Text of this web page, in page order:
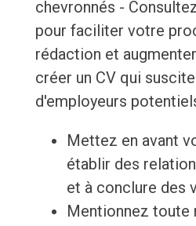
chevronnés -
pour faciliter votre
rédaction et
créer un CV qui
d'employeurs
Mettez en avant
établir des
et à conclure des
Mentionnez toute